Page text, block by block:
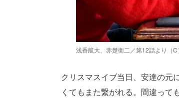
浅香航大、赤楚衛二／第12話より（
クリスマスイブ当日、安達の元
くてもまた繋がれる。間違って